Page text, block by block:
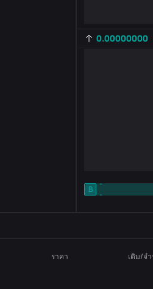
0.00000000
B
-
-
ราคา เติม/จ